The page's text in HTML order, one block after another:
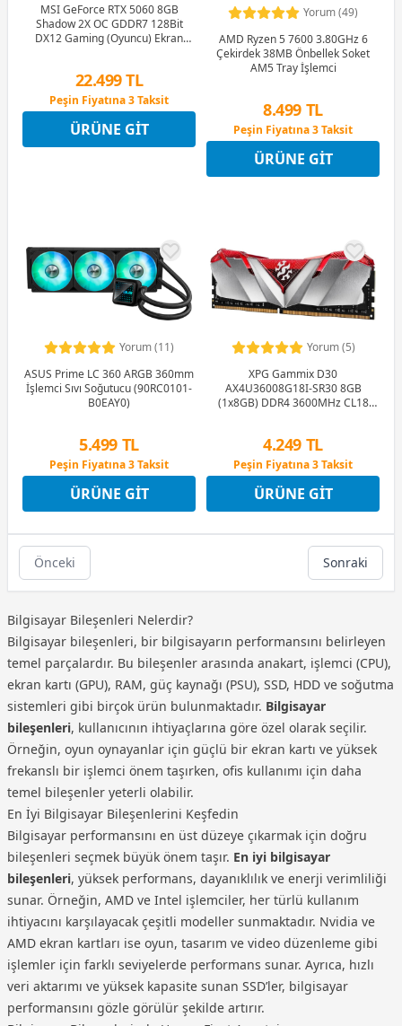
MSI GeForce RTX 5060 8GB
Shadow 2X OC GDDR7 128Bit
DX12 Gaming (Oyuncu) Ekran
22.499 TL
Peşin Fiyatına 3 Taksit
12 Ay x 2.647 TL taksitle
Peşin Fiyatına 3 Taksit
ÜRÜNE GIT
Yorum (49)
AMD Ryzen 5 7600 3.80GHz 6
Çekirdek 38MB Önbellek Soket
AM5 Tray İşlemci
8.499 TL
Peşin Fiyatına 3 Taksit
12 Ay x 1.000 TL taksitle
Peşin Fiyatına 3 Taksit
ÜRÜNE GIT
Yorum (11)
ASUS Prime LC 360 ARGB 360mm
İşlemci Sıvı Soğutucu (90RC0101-
B0EAY0)
5.499 TL
Peşin Fiyatına 3 Taksit
12 Ay x 647 TL taksitle
Peşin Fiyatına 3 Taksit
ÜRÜNE GIT
Yorum (5)
XPG Gammix D30
AX4U36008G18I-SR30 8GB
(1x8GB) DDR4 3600MHz CL18
4.249 TL
Peşin Fiyatına 3 Taksit
12 Ay x 500 TL taksitle
Peşin Fiyatına 3 Taksit
ÜRÜNE GIT
Önceki Sonraki
Bilgisayar Bileşenleri Nelerdir?
Bilgisayar bileşenleri, bir bilgisayarın performansını belirleyen
temel parçalardır. Bu bileşenler arasında anakart, işlemci (CPU),
ekran kartı (GPU), RAM, güç kaynağı (PSU), SSD, HDD ve soğutma
sistemleri gibi birçok ürün bulunmaktadır. Bilgisayar
bileşenleri, kullanıcının ihtiyaçlarına göre özel olarak seçilir.
Örneğin, oyun oynayanlar için güçlü bir ekran kartı ve yüksek
frekanslı bir işlemci önem taşırken, ofis kullanımı için daha
temel bileşenler yeterli olabilir.
En İyi Bilgisayar Bileşenlerini Keşfedin
Bilgisayar performansını en üst düzeye çıkarmak için doğru
bileşenleri seçmek büyük önem taşır. En iyi bilgisayar
bileşenleri, yüksek performans, dayanıklılık ve enerji verimliliği
sunar. Örneğin, AMD ve Intel işlemciler, her türlü kullanım
ihtiyacını karşılayacak çeşitli modeller sunmaktadır. Nvidia ve
AMD ekran kartları ise oyun, tasarım ve video düzenleme gibi
işlemler için farklı seviyelerde performans sunar. Ayrıca, hızlı
veri aktarımı ve yüksek kapasite sunan SSD’ler, bilgisayar
performansını gözle görülür şekilde artırır.